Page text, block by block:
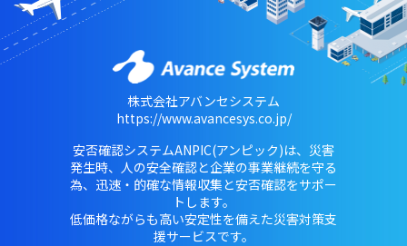
株式会社アバンセシステム
https://www.avancesys.co.jp/
安否確認システムANPIC(アンピック)は、災害
発生時、人の安全確認と企業の事業継続を守る
為、迅速・的確な情報収集と安否確認をサポー
トします。
低価格ながらも高い安定性を備えた災害対策支
援サービスです。